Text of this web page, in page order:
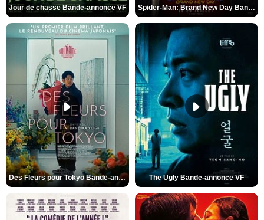
Jour de chasse Bande-annonce VF Spider-Man: Brand New Day Bande-annonce (3) VO STFR
Des Fleurs pour Tokyo Bande-annonce VO STFR The Ugly Bande-annonce VF